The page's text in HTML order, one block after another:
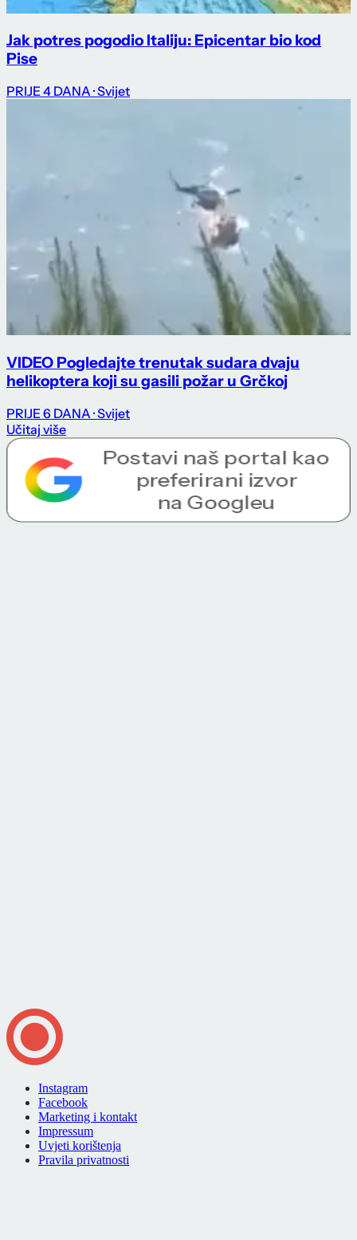
Jak potres pogodio Italiju: Epicentar bio kod
Pise
PRIJE 4 DANA · Svijet
VIDEO Pogledajte trenutak sudara dvaju
helikoptera koji su gasili požar u Grčkoj
PRIJE 6 DANA · Svijet
Učitaj više
Instagram
Facebook
Marketing i kontakt
Impressum
Uvjeti korištenja
Pravila privatnosti